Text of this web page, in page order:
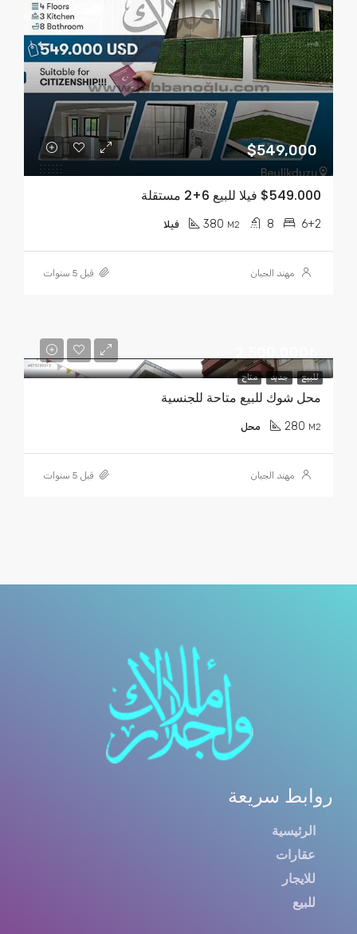
$549,000
$549.000 فيلا للبيع 6+2 مستقلة
6+2
8
380 M2 فيلا
مهند الجبان قبل 5 سنوات
للبيع جديد متاح
محل شوك للبيع متاحة للجنسية
280 M2 محل
مهند الجبان قبل 5 سنوات
روابط سريعة
الرئيسية
عقارات
للايجار
للبيع